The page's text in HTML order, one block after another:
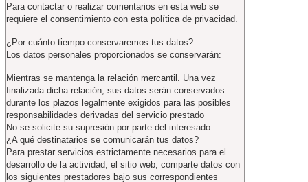
Para contactar o realizar comentarios en esta web se
requiere el consentimiento con esta política de privacidad.
¿Por cuánto tiempo conservaremos tus datos?
Los datos personales proporcionados se conservarán:
Mientras se mantenga la relación mercantil. Una vez
finalizada dicha relación, sus datos serán conservados
durante los plazos legalmente exigidos para las posibles
responsabilidades derivadas del servicio prestado
No se solicite su supresión por parte del interesado.
¿A qué destinatarios se comunicarán tus datos?
Para prestar servicios estrictamente necesarios para el
desarrollo de la actividad, el sitio web, comparte datos con
los siguientes prestadores bajo sus correspondientes